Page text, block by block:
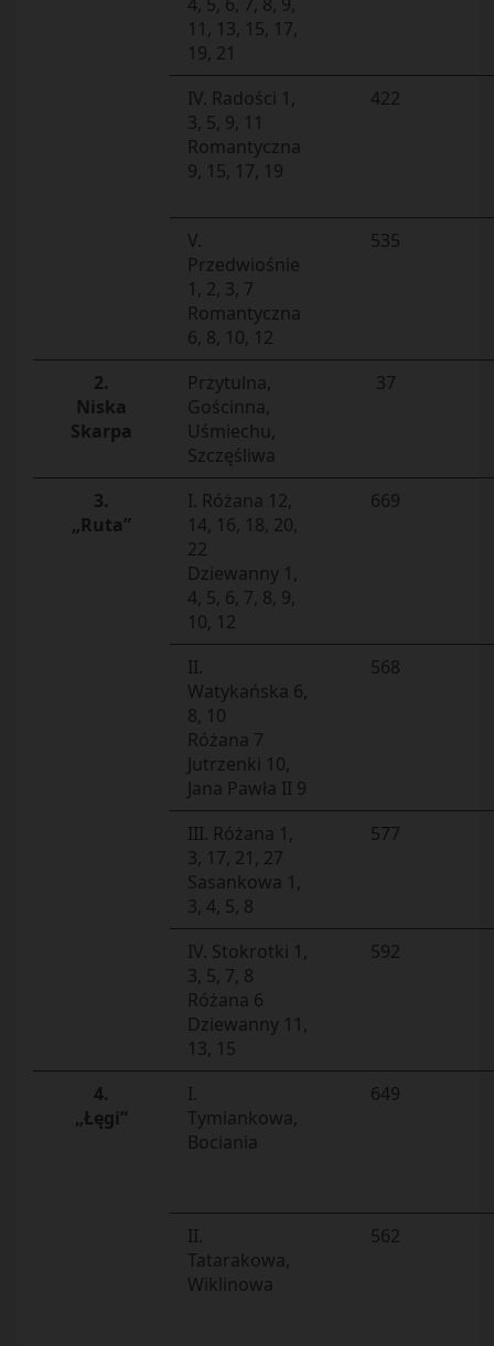
11, 13, 15, 17,
19, 21
IV. Radości 1,
3, 5, 9, 11
Romantyczna
9, 15, 17, 19
422
V.
Przedwiośnie
1, 2, 3, 7
Romantyczna
6, 8, 10, 12
535
2.
Niska
Skarpa
Przytulna,
Gościnna,
Uśmiechu,
Szczęśliwa
37
3.
„Ruta”
I. Różana 12,
14, 16, 18, 20,
22
Dziewanny 1,
4, 5, 6, 7, 8, 9,
10, 12
669
II.
Watykańska 6,
8, 10
Różana 7
Jutrzenki 10,
Jana Pawła II 9
568
III. Różana 1,
3, 17, 21, 27
Sasankowa 1,
3, 4, 5, 8
577
IV. Stokrotki 1,
3, 5, 7, 8
Różana 6
Dziewanny 11,
13, 15
592
4.
„Łęgi”
I.
Tymiankowa,
Bociania
649
II.
Tatarakowa,
Wiklinowa
562